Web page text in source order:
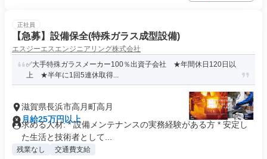
正社員
【急募】設備保全(特殊ガラス成型設備)
エスジーエスエンジニアリング株式会社
✅大手特殊ガラスメーカー100％出資子会社 ★年間休日120日以
上 ★半年に1回5連休取得...
滋賀県長浜市高月町高月
月給25万円以上
求める人材: * 設備メンテナンスの実務経験がある方 * 安定し
た生活と技術者として...
残業なし 交通費支給